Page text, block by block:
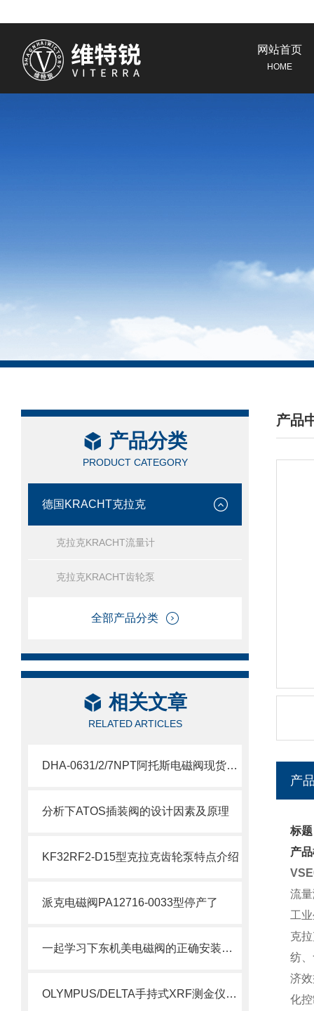
网站首页
HOME
产品分类
PRODUCT CATEGORY
德国KRACHT克拉克
克拉克KRACHT流量计
克拉克KRACHT齿轮泵
全部产品分类
相关文章
RELATED ARTICLES
DHA-0631/2/7NPT阿托斯电磁阀现货介绍
分析下ATOS插装阀的设计因素及原理
KF32RF2-D15型克拉克齿轮泵特点介绍
派克电磁阀PA12716-0033型停产了
一起学习下东机美电磁阀的正确安装方式
OLYMPUS/DELTA手持式XRF测金仪资料及特点？
产品
/
产
标
产
流
工
克
纺
济
化